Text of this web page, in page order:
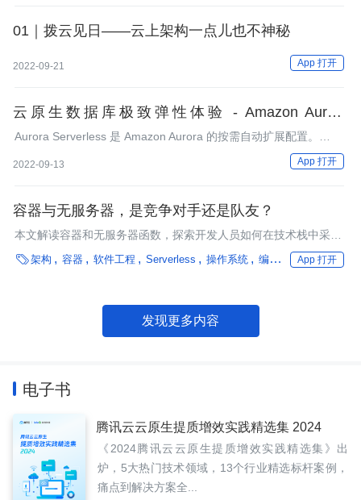
01｜拨云见日——云上架构一点儿也不神秘
2022-09-21 App 打开
云原生数据库极致弹性体验 - Amazon Aurora
Serverless v2
Aurora Serverless 是 Amazon Aurora 的按需自动扩展配置。
Aurora Serverless v2 在几分之一秒内将数据库工作负载扩展到数
十万个事务。
2022-09-13 App 打开
容器与无服务器，是竞争对手还是队友？
本文解读容器和无服务器函数，探索开发人员如何在技术栈中采用
它们。
架构 容器 软件工程 Serverless 操作系统 编程语言 框架 微
App 打开
发现更多内容
电子书
腾讯云云原生提质增效实践精选集 2024
《2024腾讯云云原生提质增效实践精选集》出
炉，5大热门技术领域，13个行业精选标杆案例，
痛点到解决方案全...